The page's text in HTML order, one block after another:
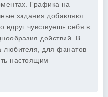
Графика на
задания добавляют
вдруг чувствуешь себя в
действий. В
любителя, для фанатов
настоящим